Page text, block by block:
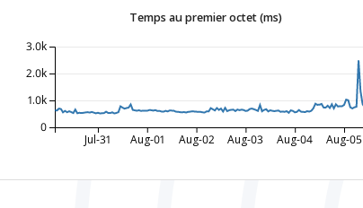
Temps au premier octet (ms)
Jul-31 Aug-01 Aug-02 Aug-03 Aug-04 Aug-05
0
1.0k
2.0k
3.0k